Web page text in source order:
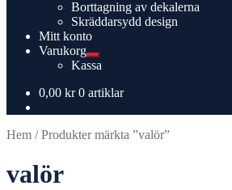
Borttagning av dekalerna
Skräddarsydd design
Mitt konto
Varukorg
Expandera
undermeny
Kassa
0,00 kr 0 artiklar
Hem /Produkter märkta ”valör”
valör